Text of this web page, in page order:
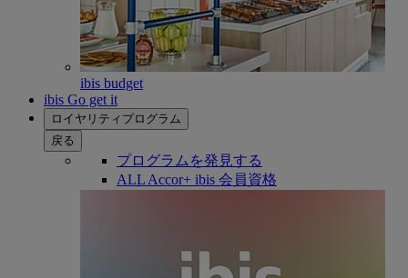
ibis budget
ibis Go get it
ロイヤリティプログラム
戻る
プログラムを発見する
ALL Accor+ ibis 会員資格